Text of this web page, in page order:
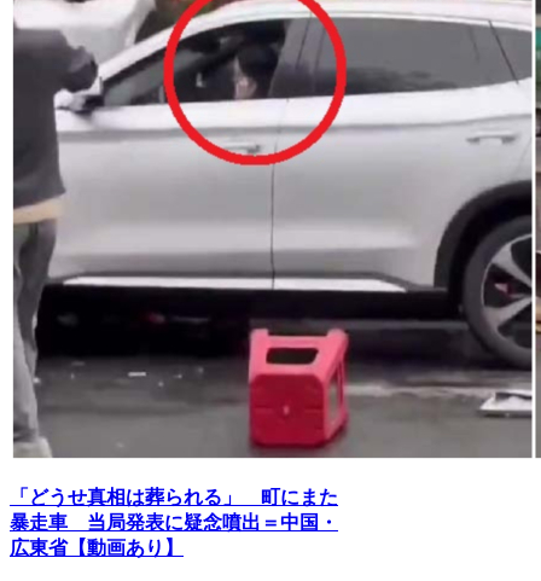
「どうせ真相は葬られる」 町にまた
暴走車 当局発表に疑念噴出＝中国・
広東省【動画あり】